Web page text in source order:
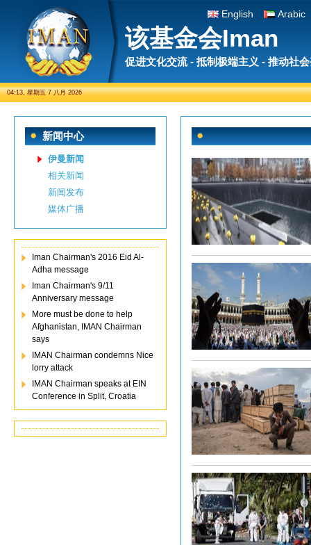
English Arabic
该基金会Iman
促进文化交流 - 抵制极端主义 - 推动社
04:13, 星期五 7 八月 2026
新闻中心
伊曼新闻
相关新闻
新闻发布
媒体广播
Iman Chairman's 2016 Eid Al-
Adha message
Iman Chairman's 9/11
Anniversary message
More must be done to help
Afghanistan, IMAN Chairman
says
IMAN Chairman condemns Nice
lorry attack
IMAN Chairman speaks at EIN
Conference in Split, Croatia